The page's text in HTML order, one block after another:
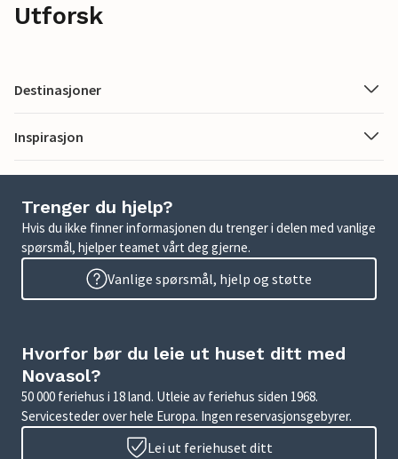
Utforsk
Destinasjoner
Inspirasjon
Trenger du hjelp?
Hvis du ikke finner informasjonen du trenger i delen med vanlige
spørsmål, hjelper teamet vårt deg gjerne.
Vanlige spørsmål, hjelp og støtte
Hvorfor bør du leie ut huset ditt med
Novasol?
50 000 feriehus i 18 land. Utleie av feriehus siden 1968.
Servicesteder over hele Europa. Ingen reservasjonsgebyrer.
Lei ut feriehuset ditt